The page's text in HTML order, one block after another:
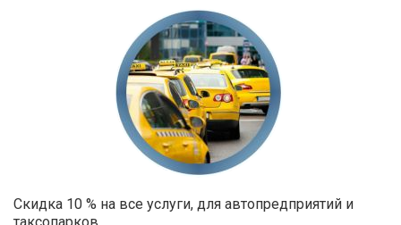
Скидка 10 % на все услуги, для автопредприятий и
таксопарков